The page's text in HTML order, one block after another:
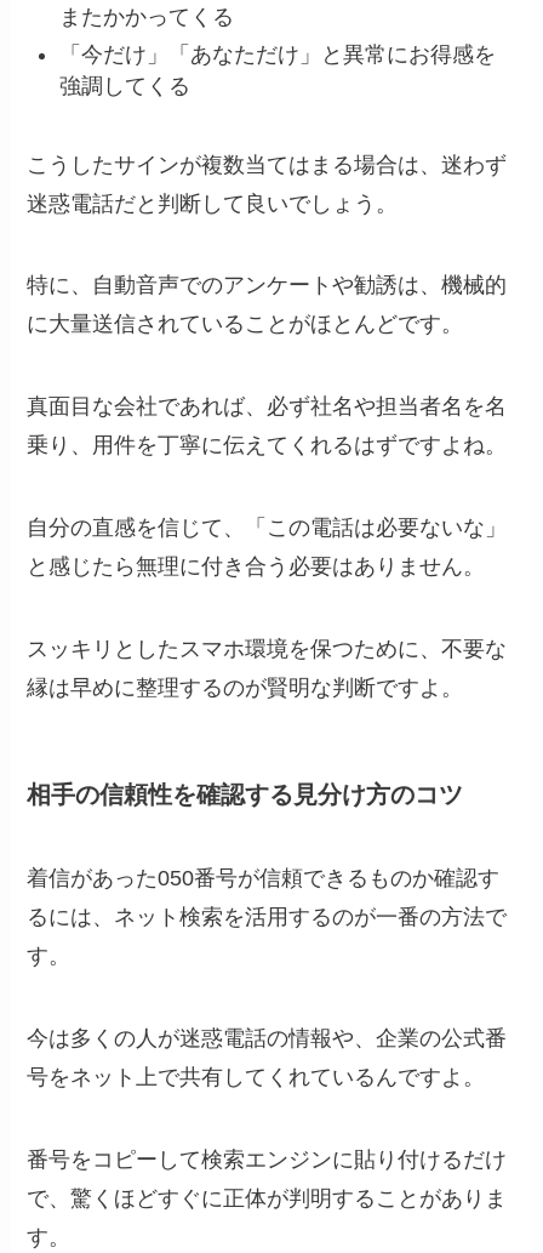
またかかってくる
「今だけ」「あなただけ」と異常にお得感を
強調してくる
こうしたサインが複数当てはまる場合は、迷わず
迷惑電話だと判断して良いでしょう。
特に、自動音声でのアンケートや勧誘は、機械的
に大量送信されていることがほとんどです。
真面目な会社であれば、必ず社名や担当者名を名
乗り、用件を丁寧に伝えてくれるはずですよね。
自分の直感を信じて、「この電話は必要ないな」
と感じたら無理に付き合う必要はありません。
スッキリとしたスマホ環境を保つために、不要な
縁は早めに整理するのが賢明な判断ですよ。
相手の信頼性を確認する見分け方のコツ
着信があった050番号が信頼できるものか確認す
るには、ネット検索を活用するのが一番の方法で
す。
今は多くの人が迷惑電話の情報や、企業の公式番
号をネット上で共有してくれているんですよ。
番号をコピーして検索エンジンに貼り付けるだけ
で、驚くほどすぐに正体が判明することがありま
す。